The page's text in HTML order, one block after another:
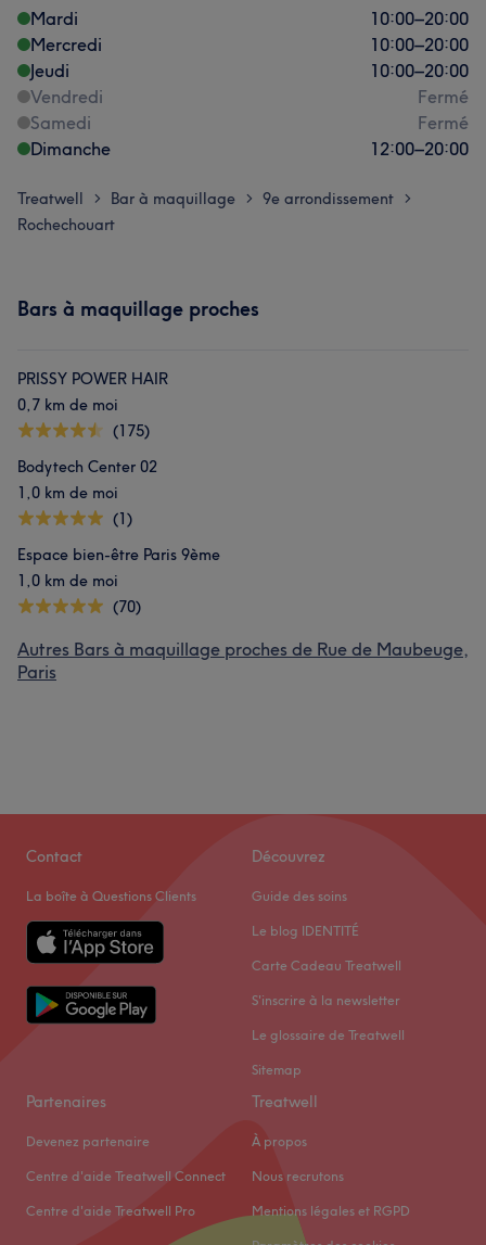
Mardi
10:00–20:00
Mercredi
10:00–20:00
Jeudi
10:00–20:00
Vendredi
Fermé
Samedi
Fermé
Dimanche
12:00–20:00
Treatwell > Bar à maquillage > 9e arrondissement >
Rochechouart
Bars à maquillage proches
PRISSY POWER HAIR
0,7 km de moi
(175)
Bodytech Center 02
1,0 km de moi
(1)
Espace bien-être Paris 9ème
1,0 km de moi
(70)
Autres Bars à maquillage proches de Rue de Maubeuge,
Paris
Contact
La boîte à Questions Clients
Découvrez
Guide des soins
Le blog IDENTITÉ
Carte Cadeau Treatwell
S'inscrire à la newsletter
Le glossaire de Treatwell
Sitemap
Partenaires
Devenez partenaire
Centre d'aide Treatwell Connect
Centre d'aide Treatwell Pro
Treatwell
À propos
Nous recrutons
Mentions légales et RGPD